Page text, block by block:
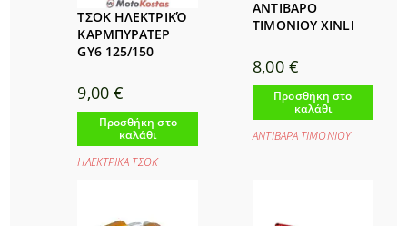
ΤΣΟΚ ΗΛΕΚΤΡΙΚΌ
ΚΑΡΜΠΥΡΑΤΕΡ
GY6 125/150
9,00 €
Προσθήκη στο
καλάθι
ΗΛΕΚΤΡΙΚΑ ΤΣΟΚ
ΑΝΤΙΒΑΡΟ
ΤΙΜΟΝΙΟΥ XINLI
8,00 €
Προσθήκη στο
καλάθι
ΑΝΤΙΒΑΡΑ ΤΙΜΟΝΙΟΥ